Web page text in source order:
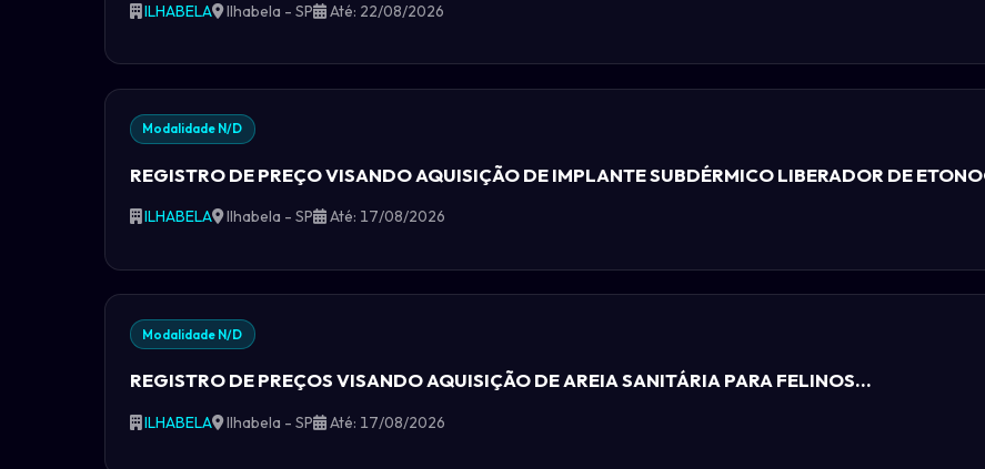
ILHABELA Ilhabela - SP Até: 22/08/2026
Modalidade N/D
REGISTRO DE PREÇO VISANDO AQUISIÇÃO DE IMPLANTE SUBDÉRMICO LIBERADOR DE
ILHABELA Ilhabela - SP Até: 17/08/2026
Modalidade N/D
REGISTRO DE PREÇOS VISANDO AQUISIÇÃO DE AREIA SANITÁRIA PARA FELINOS...
ILHABELA Ilhabela - SP Até: 17/08/2026